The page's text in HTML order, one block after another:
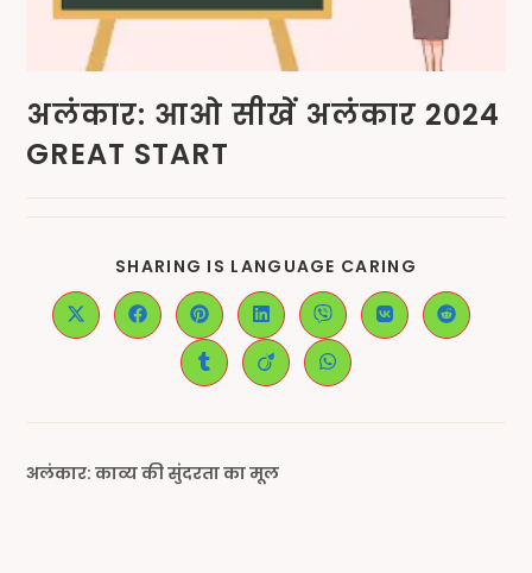
अलंकार: आओ सीखें अलंकार 2024
GREAT START
SHARING IS LANGUAGE CARING
अलंकार: काव्य की सुंदरता का मूल